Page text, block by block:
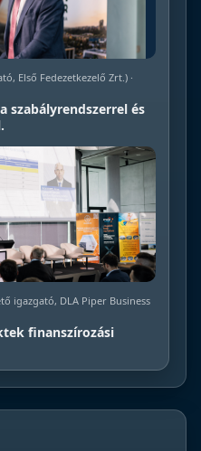
Első Fedezetkezelő Zrt.) ·
szabályrendszerrel és
igazgató, DLA Piper Business
finanszírozási